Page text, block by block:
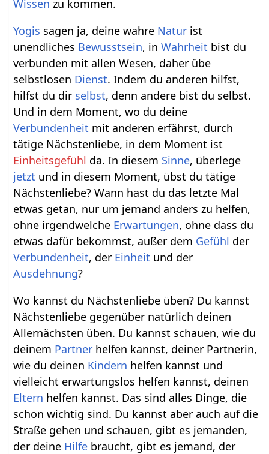
Wissen zu kommen.
Yogis sagen ja, deine wahre Natur ist
unendliches Bewusstsein, inWahrheit bist du
verbunden mit allen Wesen, daher übe
selbstlosen Dienst. Indem du anderen hilfst,
hilfst du dir selbst, denn andere bist du selbst.
Und in dem Moment, wo du deine
Verbundenheit mit anderen erfährst, durch
tätige Nächstenliebe, in dem Moment ist
Einheitsgefühl da. In diesem Sinne, überlege
jetzt und in diesem Moment, übst du tätige
Nächstenliebe? Wann hast du das letzte Mal
etwas getan, nur um jemand anders zu helfen,
ohne irgendwelche Erwartungen, ohne dass du
etwas dafür bekommst, außer dem Gefühl der
Verbundenheit, der Einheit und der
Ausdehnung?
Wo kannst du Nächstenliebe üben? Du kannst
Nächstenliebe gegenüber natürlich deinen
Allernächsten üben. Du kannst schauen, wie du
deinem Partner helfen kannst, deiner Partnerin,
wie du deinen Kindern helfen kannst und
vielleicht erwartungslos helfen kannst, deinen
Eltern helfen kannst. Das sind alles Dinge, die
schon wichtig sind. Du kannst aber auch auf die
Straße gehen und schauen, gibt es jemanden,
der deine Hilfe braucht, gibt es jemand, der